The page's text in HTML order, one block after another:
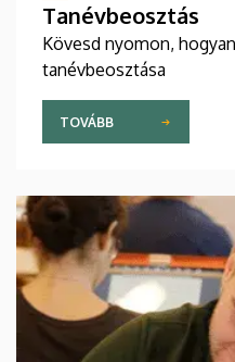
Tanévbeosztás
Kövesd nyomon,
tanévbeosztása
TOVÁBB